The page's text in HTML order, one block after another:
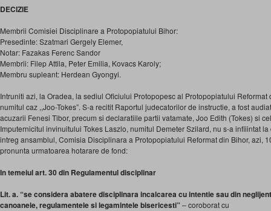
DECIZIE
Membrii Comisiei Disciplinare a Protopopiatului Bihor:
Presedinte: Szatmari Gergely Elemer,
Notar: Fazakas Ferenc Sandor
Membrii: Filep Attila, Peter Emilia, Kovacs Karoly;
Membru supleant: Herdean Gyongyi.
Intruniti azi, la Oradea, la sediul Oficiului Protopopesc al Protopopiatului
numitul caz ,,Joo-Tokes”. S-a recitit Raportul judecatorilor de instructie, a fost
acuzarii Fenesi Tibor, precum si declaratiile partii vatamate, Joo Edith (Tokes) si
Imputernicitul invinuitului Tokes Laszlo, numitul Demeter Szilard, nu s-a infiiintat
intreg ansamblul, Comisia Disciplinara a Protopopiatului Reformat din Bihor, azi,
pronunta urmatoarea hotarare de fond:
In temeiul art. 30 din Regulamentul disciplinar
Lit. a. “se considera abatere disciplinara incalcarea cu intentie sau din
canoanele, regulamentele si legamintele bisericesti”– coroborat cu